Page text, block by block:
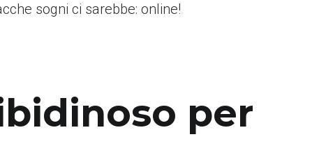
sogni ci sarebbe: online!
per